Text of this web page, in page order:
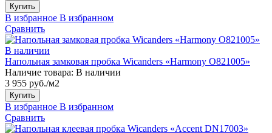
Купить
В избранное В избранном
Сравнить
В наличии
Напольная замковая пробка Wicanders «Harmony O821005»
Наличие товара: В наличии
3 955 руб./м2
Купить
В избранное В избранном
Сравнить